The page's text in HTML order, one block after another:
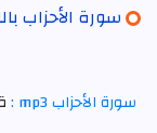
سورة الأحزاب
سورة الأحزاب mp3 :